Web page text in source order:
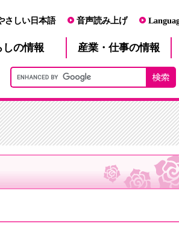
さしい日本語 音声読み上げ
しの情報 産業・仕事の情報